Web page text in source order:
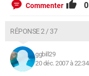
Commenter 0
RÉPONSE 2 / 37
ggbill29
20 déc. 2007 à 22:34